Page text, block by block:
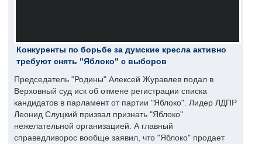
Конкуренты по борьбе за думские кресла активно
требуют снять "Яблоко" с выборов
Председатель "Родины" Алексей Журавлев подал в
Верховный суд иск об отмене регистрации списка
кандидатов в парламент от партии "Яблоко". Лидер ЛДПР
Леонид Слуцкий призвал признать "Яблоко"
нежелательной организацией. А главный
справедливорос вообще заявил, что "Яблоко" продает